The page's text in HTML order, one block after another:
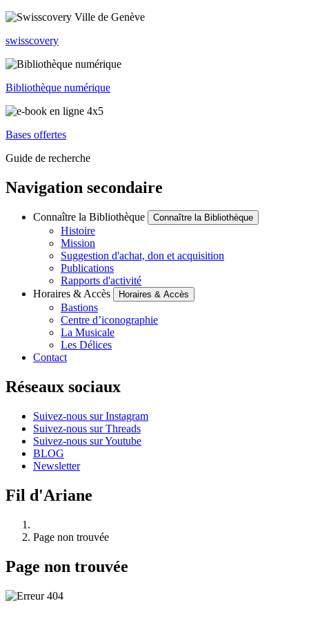
swisscovery
Bibliothèque numérique
Bases offertes
Guide de recherche
Navigation secondaire
Connaître la Bibliothèque Connaître la Bibliothèque
Histoire
Mission
Suggestion d'achat, don et acquisition
Publications
Rapports d'activité
Horaires & Accès
Horaires & Accès
Bastions
Centre d’iconographie
La Musicale
Les Délices
Contact
Réseaux sociaux
Suivez-nous sur Instagram
Suivez-nous sur Threads
Suivez-nous sur Youtube
BLOG
Newsletter
Fil d'Ariane
Page non trouvée
Page non trouvée